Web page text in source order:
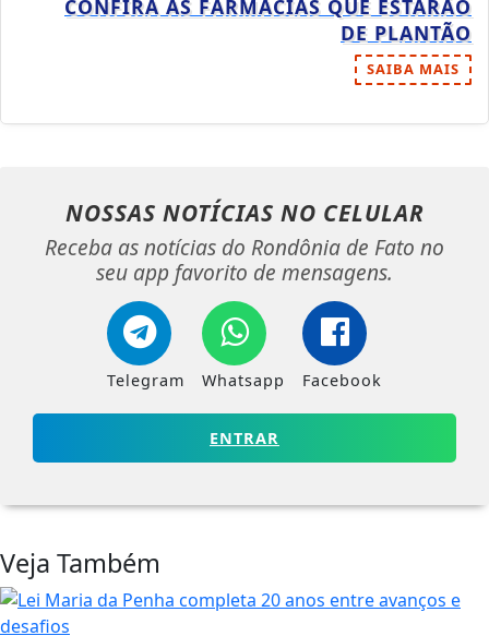
CONFIRA AS FARMÁCIAS QUE ESTARÃO
DE PLANTÃO
SAIBA MAIS
NOSSAS NOTÍCIAS NO CELULAR
Receba as notícias do Rondônia de Fato no
seu app favorito de mensagens.
Telegram Whatsapp Facebook
ENTRAR
Veja Também